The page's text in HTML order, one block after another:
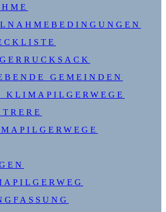
GEMEINDEN
KLIMAPILGERWEGE